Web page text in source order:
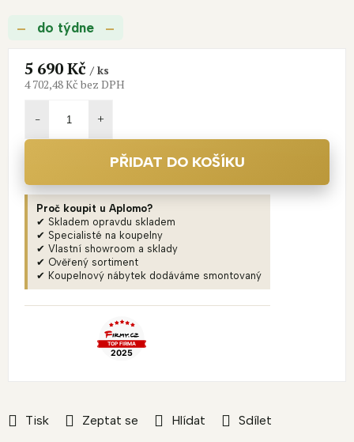
do týdne
Tisk Zeptat se Hlídat Sdílet
5 690 Kč/ ks
4 702,48 Kč bez DPH
PŘIDAT DO KOŠÍKU
Proč koupit u Aplomo?
✔ Skladem opravdu skladem
✔ Specialisté na koupelny
✔ Vlastní showroom a sklady
✔ Ověřený sortiment
✔ Koupelnový nábytek dodáváme smontovaný